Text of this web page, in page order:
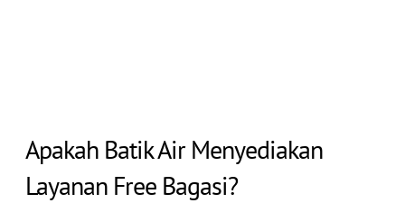
Apakah Batik Air Menyediakan
Layanan Free Bagasi?